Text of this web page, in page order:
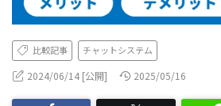
比較記事 チャットシステム
2024/06/14 [公開] 2025/05/16